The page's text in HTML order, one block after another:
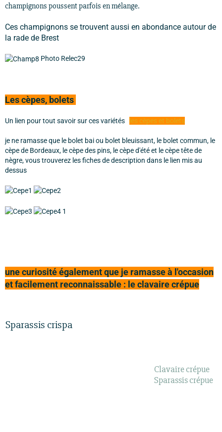
champignons poussent parfois en mélange.
Ces champignons se trouvent aussi en abondance autour de
la rade de Brest
Photo Relec29
Les cèpes, bolets
Un lien pour tout savoir sur ces variétés les cèpes et bolets
je ne ramasse que le bolet bai ou bolet bleuissant, le bolet commun, le
cèpe de Bordeaux, le cèpe des pins, le cèpe d'été et le cèpe tête de
nègre, vous trouverez les fiches de description dans le lien mis au
dessus
une curiosité également que je ramasse à l'occasion
et facilement reconnaissable : le clavaire crépue
Sparassis crispa
Clavaire crépue
Sparassis crépue